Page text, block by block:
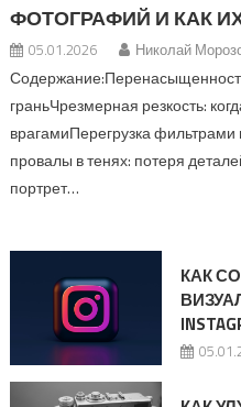
ФОТОГРАФИЙ И КАК
05.01.2026 Николай
граньЧрезмерная резкость:
врагамиПерегрузка
провалы в тенях: потеря
портрет…
КАК